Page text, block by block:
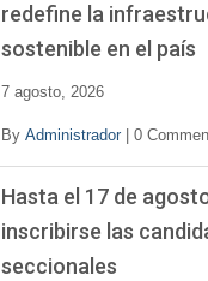
redefine la
sostenible en el país
7 agosto, 2026
By Administrador 0
Hasta el 17 de
inscribirse las
seccionales